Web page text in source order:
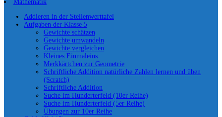
Mathematik
Addieren in der Stellenwerttafel
Aufgaben der Klasse 5
Gewichte schätzen
Gewichte umwandeln
Gewichte vergleichen
Kleines Einmaleins
Merkkärtchen zur Geometrie
Schriftliche Addition natürliche Zahlen lernen und üben
(Scratch)
Schriftliche Addition
Suche im Hunderterfeld (10er Reihe)
Suche im Hunderterfeld (5er Reihe)
Übungen zur 10er Reihe